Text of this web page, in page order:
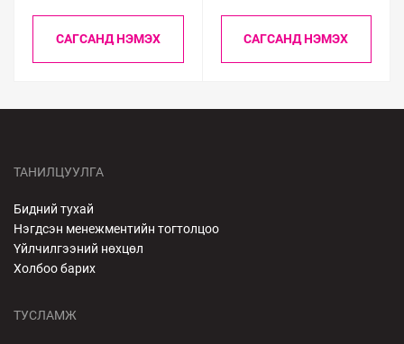
САГСАНД НЭМЭХ САГСАНД НЭМЭХ
ТАНИЛЦУУЛГА
Бидний тухай
Нэгдсэн менежментийн тогтолцоо
Үйлчилгээний нөхцөл
Холбоо барих
ТУСЛАМЖ